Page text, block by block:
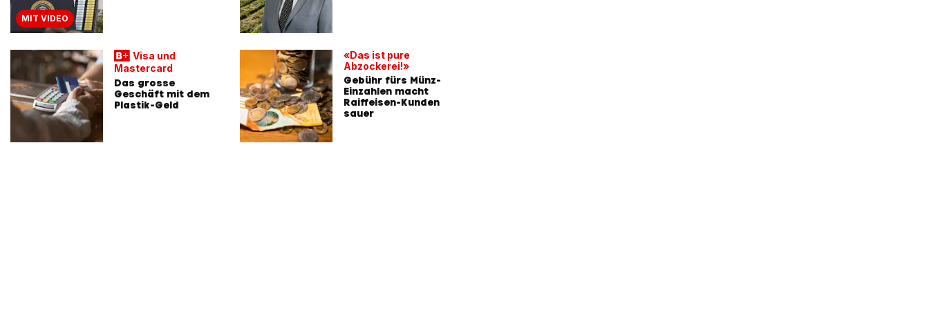
MIT VIDEO
Visa und
Mastercard
Das grosse
Geschäft mit dem
Plastik-Geld
«Das ist pure
Abzockerei!»
Gebühr fürs Münz-
Einzahlen macht
Raiffeisen-Kunden
sauer